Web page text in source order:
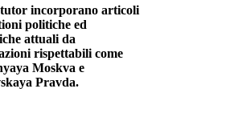
incorporano articoli
politiche ed
attuali da
rispettabili come
Moskva e
Pravda.